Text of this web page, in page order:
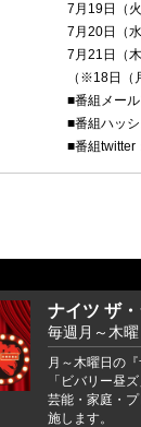
7月19日（
7月20日（
7月21日（
（※18日（
■番組メー
■番組ハッ
■番組twitter
ナイツ ザ
毎週月～木
月～木曜日の
「ビバリー昼
芸能・家庭・
施します。